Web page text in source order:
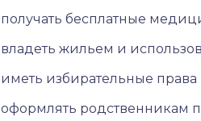
получать бесплатные
владеть жильем и
иметь избирательные
оформлять родственникам